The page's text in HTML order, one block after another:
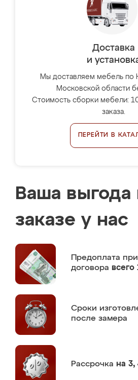
Доставка
и
Мы доставляем мебель по
Московской области
Стоимость сборки мебели:
заказа.
ПЕРЕЙТИ В
Ваша выгода
заказе у нас
Предоплата
договора всего
Сроки
после замера
Рассрочка на 3,